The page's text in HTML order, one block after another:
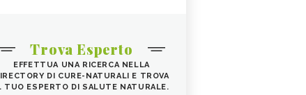
Trova Esperto
EFFETTUA UNA RICERCA NELLA
DI CURE-NATURALI E TROVA
TUO ESPERTO DI SALUTE NATURALE.